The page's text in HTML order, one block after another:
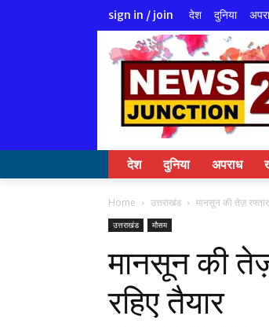
sign in / join देश दुनिया
देश दुनिया अपराध
Home उत्तराखंड मानसून की तेज़
उत्तराखंड मौसम
मानसून की
रहिए तैयार